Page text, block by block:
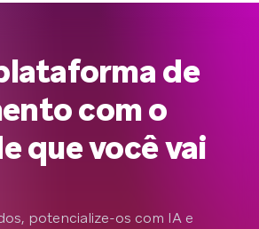
de
com o
que você vai
potencialize-os com IA e